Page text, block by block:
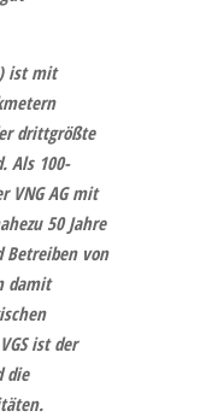
ist mit
drittgrößte
Als 100-
VNG AG mit
50 Jahre
Betreiben von
damit
ist der
die